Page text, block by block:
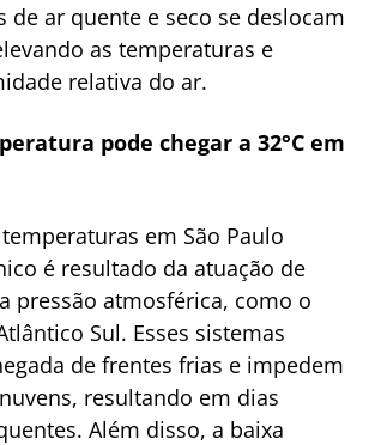
de ar quente e seco se deslocam
as temperaturas e
relativa do ar.
pode chegar a 32°C em
em São Paulo
é resultado da atuação de
pressão atmosférica, como o
Sul. Esses sistemas
de frentes frias e impedem
resultando em dias
Além disso, a baixa